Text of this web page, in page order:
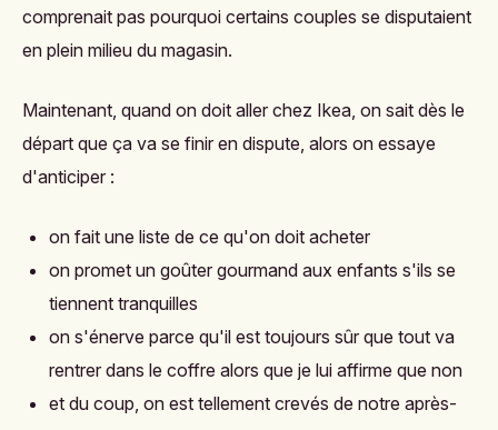
comprenait pas pourquoi certains couples se disputaient
en plein milieu du magasin.
Maintenant, quand on doit aller chez Ikea, on sait dès le
départ que ça va se finir en dispute, alors on essaye
d'anticiper :
on fait une liste de ce qu'on doit acheter
on promet un goûter gourmand aux enfants s'ils se
tiennent tranquilles
on s'énerve parce qu'il est toujours sûr que tout va
rentrer dans le coffre alors que je lui affirme que non
et du coup, on est tellement crevés de notre après-